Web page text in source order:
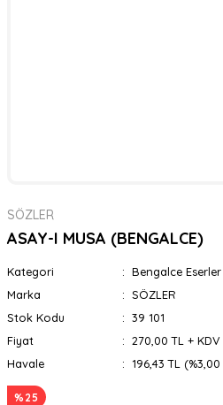
SÖZLER
ASAY-I MUSA (BENGALCE)
Kategori
Bengalce Eserler
Marka
SÖZLER
Stok Kodu
39 101
Fiyat
270,00 TL + KDV
Havale
196,43 TL
%25